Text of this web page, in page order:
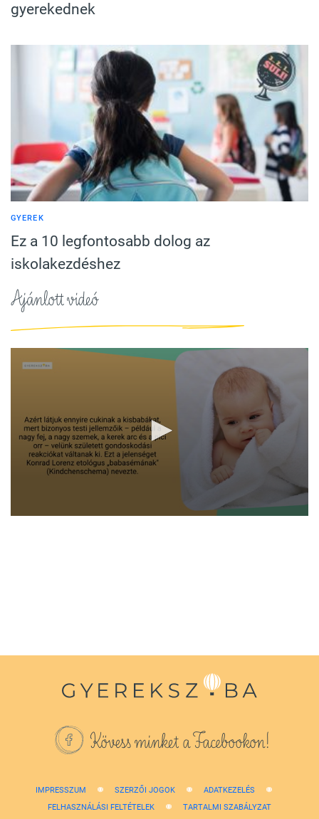
gyerekednek
GYEREK
Ez a 10 legfontosabb dolog az
iskolakezdéshez
Ajánlott videó
Kövess minket a Facebookon!
IMPRESSZUM SZERZŐI JOGOK
ADATKEZELÉS
FELHASZNÁLÁSI FELTÉTELEK
TARTALMI SZABÁLYZAT